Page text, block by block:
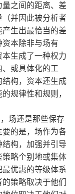
之间的距离、差
并因此被分析者
生出最恰当的差
本除非与场有
生成了一种权力
或具体化的工
构，资本还生成
规律性和规则，
场还是那些保存
的是，场作为各
构，加强并引导
略个别地或集体
优惠的等级体系
策略取决于他们